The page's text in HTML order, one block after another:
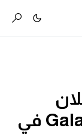
الرسمي عن Galaxy S21 FE في